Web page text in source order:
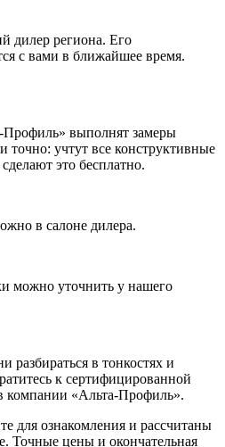
дилер региона. Его
с вами в ближайшее время.
выполнят замеры
точно: учтут все конструктивные
это бесплатно.
в салоне дилера.
можно уточнить у нашего
разбираться в тонкостях и
к сертифицированной
компании «Альта-Профиль».
для ознакомления и рассчитаны
Точные цены и окончательная